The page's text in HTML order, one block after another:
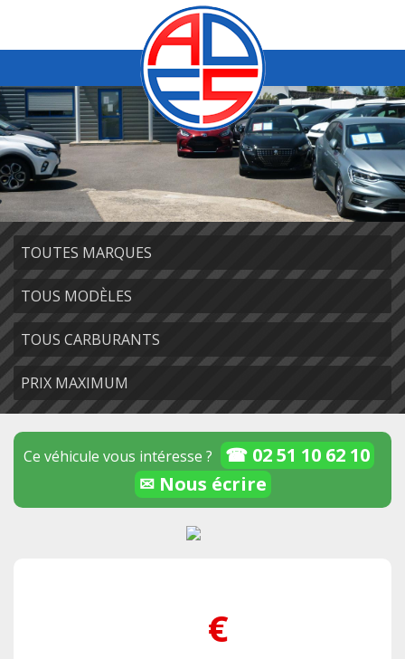
Ce véhicule vous intéresse ?
☎ 02 51 10 62 10
✉ Nous écrire
€